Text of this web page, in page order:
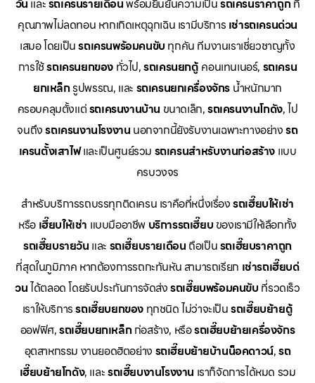
วัน และรถเครนรายเดือนพร้อมยืนยันความเป็นรถเครนราคาถูกที่
คุณภาพไม่ลดทอน หากเกิดเหตุฉุกเฉิน เรามีบริการ เช่ารถเครนด่วน
เสมอ โดยเป็นรถเครนพร้อมคนขับ ทุกคัน ทีมงานเราเชี่ยวชาญทั้ง
การใช้รถเครนยกของ ทั่วไป,รถเครนยกตู้ คอนเทนเนอร์, รถเครน
ยกเหล็กรูปพรรณ, และ รถเครนยกเครื่องจักร น้ำหนักมาก
ครอบคลุมตั้งแต่รถเครนงานบ้าน ขนาดเล็ก,รถเครนงานโกดัง, ไป
จนถึงรถเครนงานโรงงาน นอกจากนี้ยังรับงานเฉพาะทางอย่างรถ
เครนตั้งเสาไฟและเป็นศูนย์รวม รถเครนสำหรับงานก่อสร้าง แบบ
ครบวงจร
สำหรับบริการรถบรรทุกติดเครน เราคือที่หนึ่งเรื่องรถเฮี๊ยบให้เช่า
หรือ เฮี๊ยบให้เช่า แบบมืออาชีพ บริการรถเฮี๊ยบ ของเรามีให้เลือกทั้ง
รถเฮี๊ยบรายวัน และ รถเฮี๊ยบรายเดือน ถือเป็นรถเฮี๊ยบราคาถูก
ที่สุดในภูมิภาค หากต้องการรถกะทันหัน สามารถเรียก เช่ารถเฮี๊ยบด่
วนได้ตลอด โดยรับประกันการจัดส่งรถเฮี๊ยบพร้อมคนขับ ที่รวดเร็ว
เราให้บริการรถเฮี๊ยบยกของ ทุกชนิด ไม่ว่าจะเป็นรถเฮี๊ยบย้ายตู้
ออฟฟิศ,รถเฮี๊ยบยกเหล็กก่อสร้าง, หรือรถเฮี๊ยบย้ายเครื่องจักร
อุตสาหกรรม งานยอดฮิตอย่าง รถเฮี๊ยบย้ายบ้านน็อคดาวน์,รถ
เฮี๊ยบย้ายโกดัง, และรถเฮี๊ยบงานโรงงาน เราก็จัดการได้หมด รวม